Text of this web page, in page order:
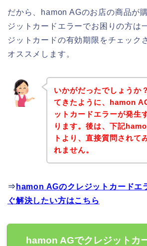
だから、hamon AGのお店の商品が
ジットカードエラーでお困りの方は
ジットカードの有効期限をチェック
オススメします。
いかがだったでしょうか
てきたように、hamon
ットカードエラーが発生
ります。後は、下記
トより、直接質問されて
れません。
⇒ hamon AGのクレジットカードエ
ぐ解決したい方はこちら
hamon AGでクレジットカ